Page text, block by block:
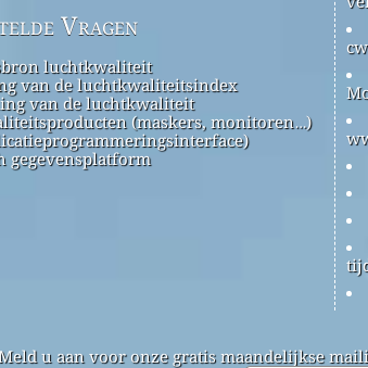
Vragen
luchtkwaliteit
van de luchtkwaliteitsindex
van de luchtkwaliteit
(maskers, monitoren…)
gegevensplatform
u aan voor onze gratis maandelijkse